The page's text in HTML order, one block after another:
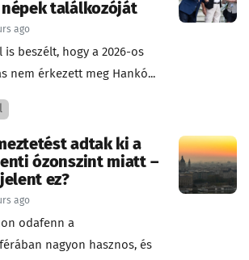
találkozóját
ago
is beszélt, hogy a 2026-os
nem érkezett meg Hankó...
adtak ki a
ózonszint miatt –
ez?
ago
odafenn a
nagyon hasznos, és